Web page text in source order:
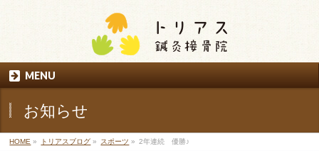
MENU
お知らせ
HOME » トリアスブログ » スポーツ » 2年連続 優勝♪